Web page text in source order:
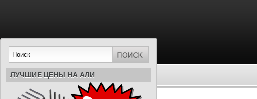
ЛУЧШИЕ ЦЕНЫ НА АЛИ